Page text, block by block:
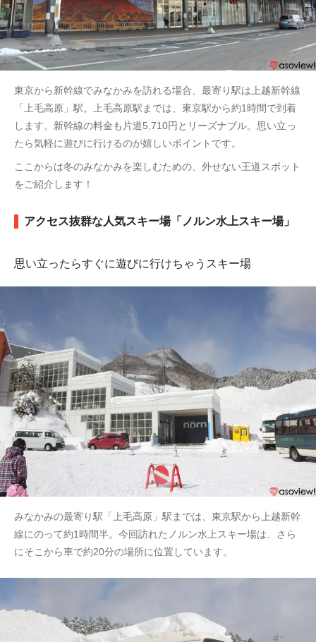
東京から新幹線でみなかみを訪れる場合、最寄り駅は上越新幹線
「上毛高原」駅。上毛高原駅までは、東京駅から約1時間で到着
します。新幹線の料金も片道5,710円とリーズナブル。思い立っ
たら気軽に遊びに行けるのが嬉しいポイントです。
ここからは冬のみなかみを楽しむための、外せない王道スポット
をご紹介します！
アクセス抜群な人気スキー場「ノルン水上スキー場」
思い立ったらすぐに遊びに行けちゃうスキー場
みなかみの最寄り駅「上毛高原」駅までは、東京駅から上越新幹
線にのって約1時間半。今回訪れたノルン水上スキー場は、さら
にそこから車で約20分の場所に位置しています。